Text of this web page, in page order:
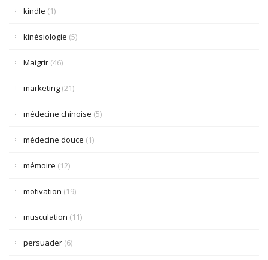
kindle (1)
kinésiologie (5)
Maigrir (46)
marketing (21)
médecine chinoise (5)
médecine douce (1)
mémoire (12)
motivation (19)
musculation (11)
persuader (6)